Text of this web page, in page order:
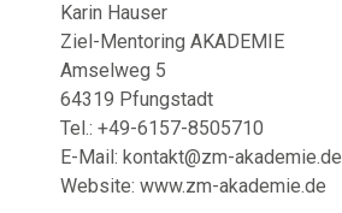
Karin Hauser
Ziel-Mentoring AKADEMIE
Amselweg 5
64319 Pfungstadt
Tel.: +49-6157-8505710
E-Mail: kontakt@zm-akademie.de
Website: www.zm-akademie.de